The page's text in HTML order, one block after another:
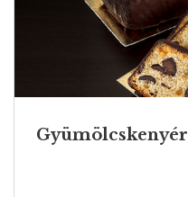
Gyümölcskenyér